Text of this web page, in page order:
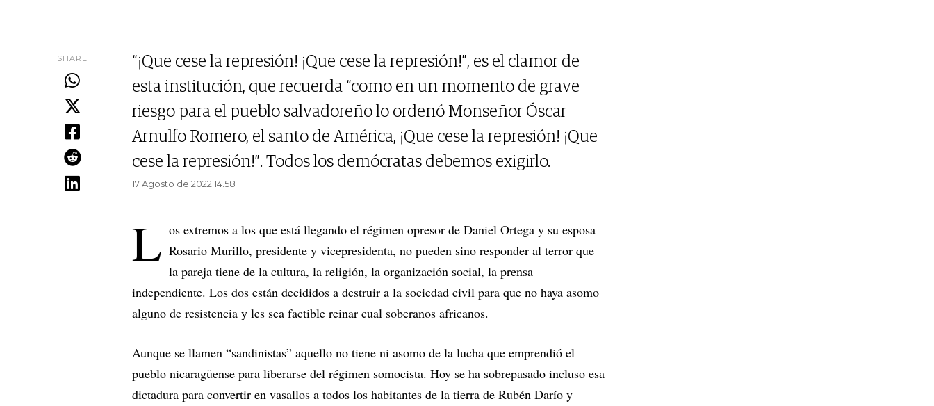
SHARE
“¡Que cese la represión! ¡Que cese la represión!”, es el clamor de
esta institución, que recuerda “como en un momento de grave
riesgo para el pueblo salvadoreño lo ordenó Monseñor Óscar
Arnulfo Romero, el santo de América, ¡Que cese la represión! ¡Que
cese la represión!”. Todos los demócratas debemos exigirlo.
17 Agosto de 2022 14.58
L os extremos a los que está llegando el régimen opresor de Daniel Ortega y su esposa
Rosario Murillo, presidente y vicepresidenta, no pueden sino responder al terror que
la pareja tiene de la cultura, la religión, la organización social, la prensa
independiente. Los dos están decididos a destruir a la sociedad civil para que no haya asomo
alguno de resistencia y les sea factible reinar cual soberanos africanos.
Aunque se llamen “sandinistas” aquello no tiene ni asomo de la lucha que emprendió el
pueblo nicaragüense para liberarse del régimen somocista. Hoy se ha sobrepasado incluso esa
dictadura para convertir en vasallos a todos los habitantes de la tierra de Rubén Darío y